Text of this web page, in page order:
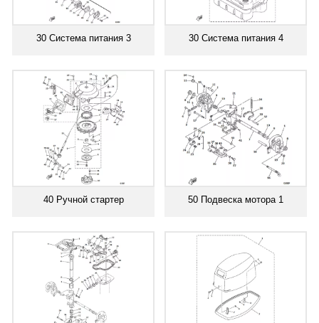
30 Система питания 3 30 Система питания 4
40 Ручной стартер 50 Подвеска мотора 1